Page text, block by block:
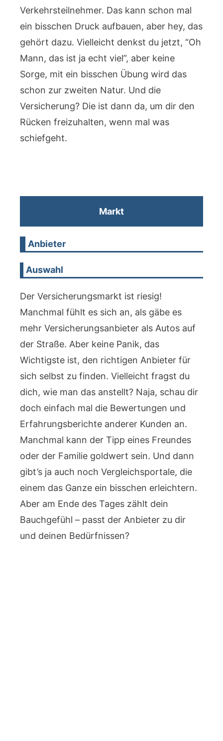
Verkehrsteilnehmer. Das kann schon mal
ein bisschen Druck aufbauen, aber hey, das
gehört dazu. Vielleicht denkst du jetzt, “Oh
Mann, das ist ja echt viel”, aber keine
Sorge, mit ein bisschen Übung wird das
schon zur zweiten Natur. Und die
Versicherung? Die ist dann da, um dir den
Rücken freizuhalten, wenn mal was
schiefgeht.
Markt
Anbieter
Auswahl
Der Versicherungsmarkt ist riesig!
Manchmal fühlt es sich an, als gäbe es
mehr Versicherungsanbieter als Autos auf
der Straße. Aber keine Panik, das
Wichtigste ist, den richtigen Anbieter für
sich selbst zu finden. Vielleicht fragst du
dich, wie man das anstellt? Naja, schau dir
doch einfach mal die Bewertungen und
Erfahrungsberichte anderer Kunden an.
Manchmal kann der Tipp eines Freundes
oder der Familie goldwert sein. Und dann
gibt’s ja auch noch Vergleichsportale, die
einem das Ganze ein bisschen erleichtern.
Aber am Ende des Tages zählt dein
Bauchgefühl – passt der Anbieter zu dir
und deinen Bedürfnissen?